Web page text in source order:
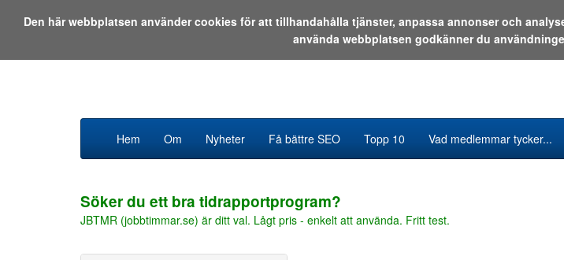
Hem Om Nyheter Få bättre SEO Topp 10 Vad medlemmar tycker...
Söker du ett bra tidrapportprogram?
JBTMR (jobbtimmar.se) är ditt val. Lågt pris - enkelt att använda. Fritt test.
Den här webbplatsen använder cookies för att tillhandahålla tjänster, anpassa annonser och
använda webbplatsen godkänner du